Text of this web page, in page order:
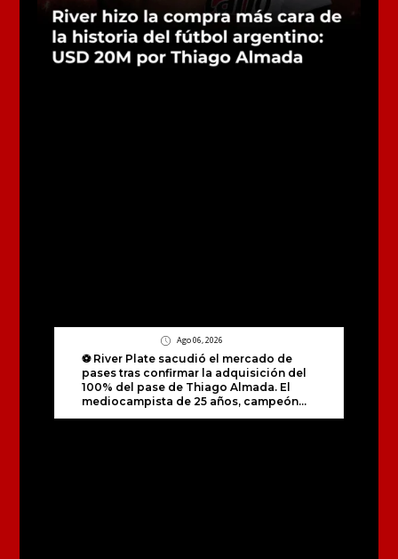
Ago 06, 2026
⚽️ River Plate sacudió el mercado de
pases tras confirmar la adquisición del
100% del pase de Thiago Almada. El
mediocampista de 25 años, campeón...